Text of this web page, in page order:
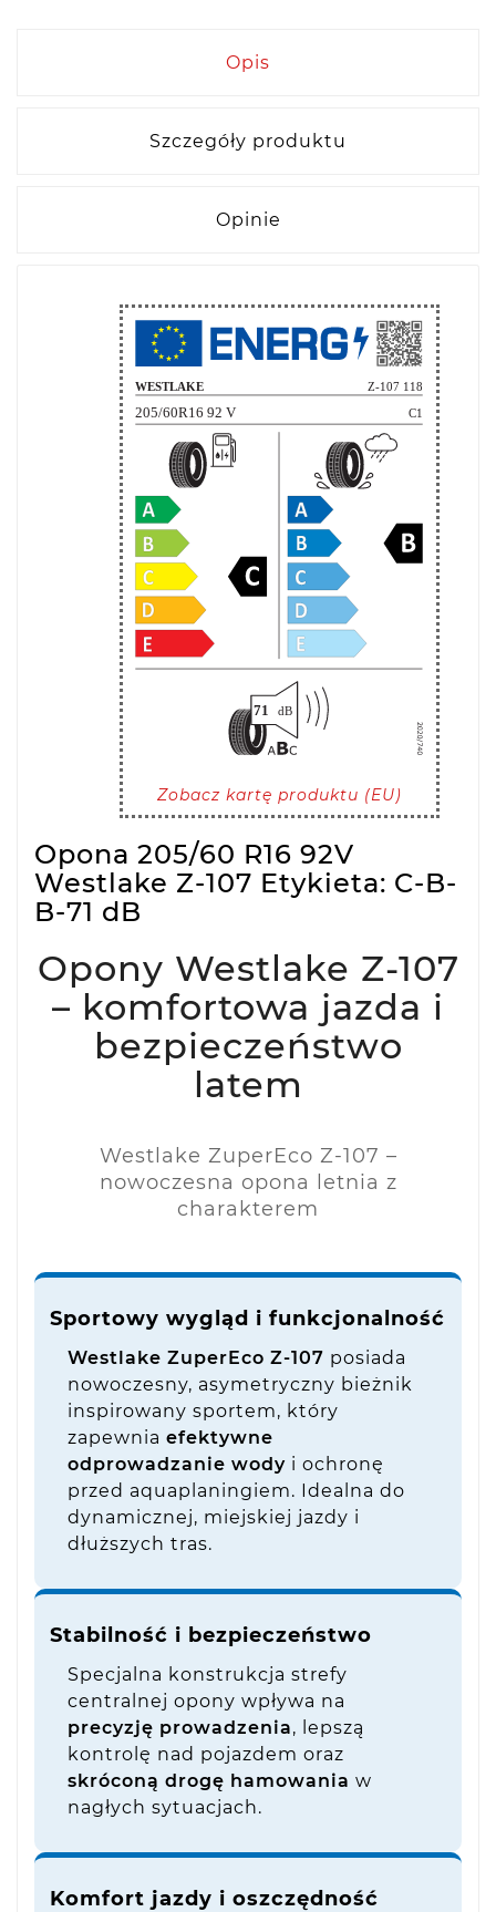
Opis
Szczegóły produktu
Opinie
Zobacz kartę produktu (EU)
Opona 205/60 R16 92V
Westlake Z-107 Etykieta: C-B-
B-71 dB
Opony Westlake Z-107
– komfortowa jazda i
bezpieczeństwo
latem
Westlake ZuperEco Z-107 –
nowoczesna opona letnia z
charakterem
Sportowy wygląd i funkcjonalność
Westlake ZuperEco Z-107 posiada
nowoczesny, asymetryczny bieżnik
inspirowany sportem, który
zapewnia efektywne
odprowadzanie wody i ochronę
przed aquaplaningiem. Idealna do
dynamicznej, miejskiej jazdy i
dłuższych tras.
Stabilność i bezpieczeństwo
Specjalna konstrukcja strefy
centralnej opony wpływa na
precyzję prowadzenia, lepszą
kontrolę nad pojazdem oraz
skróconą drogę hamowania w
nagłych sytuacjach.
Komfort jazdy i oszczędność